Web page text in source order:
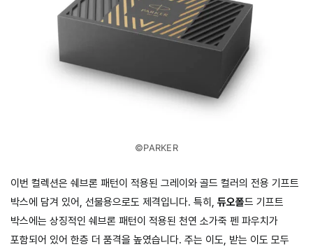
©PARKER
이번 컬렉션은 쉐브론 패턴이 적용된 그레이와 골드 컬러의 전용 기프트
박스에 담겨 있어, 선물용으로도 제격입니다. 특히, 듀오폴드 기프트
박스에는 상징적인 쉐브론 패턴이 적용된 천연 소가죽 펜 파우치가
포함되어 있어 한층 더 품격을 높였습니다. 주는 이도, 받는 이도 모두